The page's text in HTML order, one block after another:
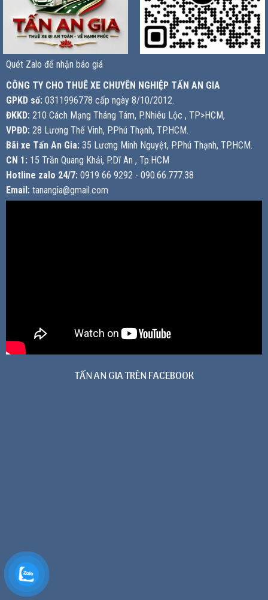
Quét Zalo để nhận báo giá
CÔNG TY CHO THUÊ XE CHUYÊN NGHIỆP TẤN AN GIA
GPKD số: 0311996778 cấp ngày 8/10/2012.
ĐKKD: 210 Cách Mạng Tháng Tám, P.Nhiêu Lộc , TP>HCM,
VPĐD: 28 Lương Thế Vinh, P.Phú Thạnh, TP.HCM.
Bãi xe Tấn An Gia: 35 Lương Minh Nguyệt, P.Phú Thạnh, TP.HCM.
CN 1: 15 Trần Quang Khải, P.Dĩ An , Tp.HCM
Hotline zalo 24/7: 0919 66 9292 - 090.66.777.38
Email: tanangia@gmail.com
TẤN AN GIA TRÊN FACEBOOK